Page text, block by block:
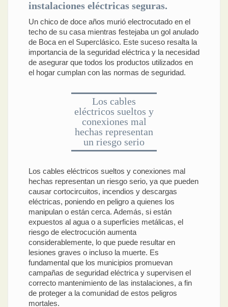
instalaciones eléctricas seguras.
Un chico de doce años murió electrocutado en el
techo de su casa mientras festejaba un gol anulado
de Boca en el Superclásico. Este suceso resalta la
importancia de la seguridad eléctrica y la necesidad
de asegurar que todos los productos utilizados en
el hogar cumplan con las normas de seguridad.
Los cables
eléctricos sueltos y
conexiones mal
hechas representan
un riesgo serio
Los cables eléctricos sueltos y conexiones mal
hechas representan un riesgo serio, ya que pueden
causar cortocircuitos, incendios y descargas
eléctricas, poniendo en peligro a quienes los
manipulan o están cerca. Además, si están
expuestos al agua o a superficies metálicas, el
riesgo de electrocución aumenta
considerablemente, lo que puede resultar en
lesiones graves o incluso la muerte. Es
fundamental que los municipios promuevan
campañas de seguridad eléctrica y supervisen el
correcto mantenimiento de las instalaciones, a fin
de proteger a la comunidad de estos peligros
mortales.